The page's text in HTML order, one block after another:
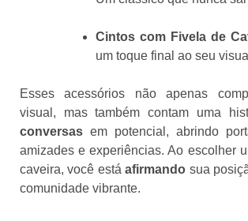
Cintos com Fivela de
um toque final ao seu
Esses acessórios não apenas
visual, mas também contam uma
conversas em potencial, abrindo
amizades e experiências. Ao escolher
caveira, você estáafirmando sua
comunidade vibrante.